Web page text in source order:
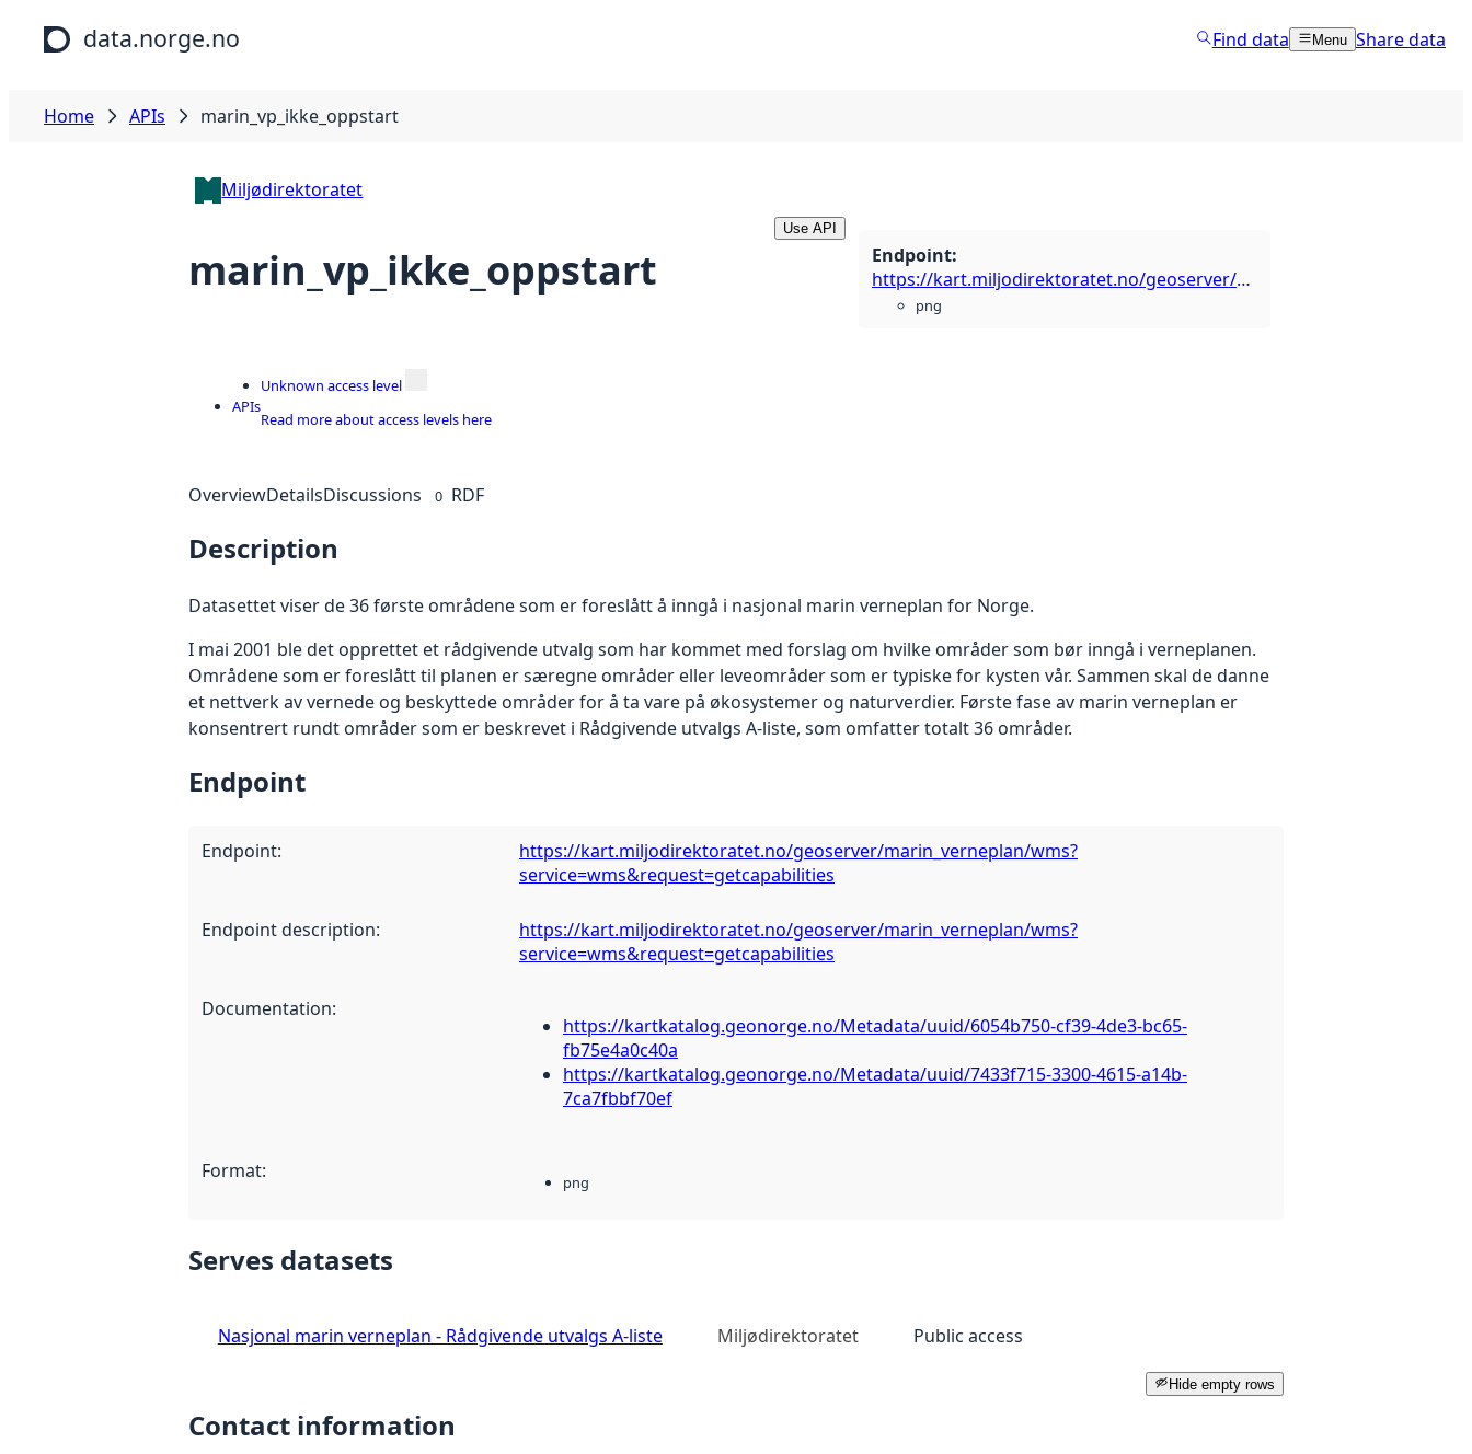
Skip to main content
data.norge.no Find data Menu Share data
Home APIs marin_vp_ikke_oppstart
Miljødirektoratet
marin_vp_ikke_oppstart
Use API
Endpoint:
https://kart.miljodirektoratet.no/geoserver/marin_verneplan/wms?service=wms&request=getcapabilities
png
APIs
Unknown access level
Read more about access levels here
OverviewDetailsDiscussions 0 RDF
Description
Datasettet viser de 36 første områdene som er foreslått å inngå i nasjonal marin verneplan for Norge.
I mai 2001 ble det opprettet et rådgivende utvalg som har kommet med forslag om hvilke områder som bør inngå i verneplanen.
Områdene som er foreslått til planen er særegne områder eller leveområder som er typiske for kysten vår. Sammen skal de danne
et nettverk av vernede og beskyttede områder for å ta vare på økosystemer og naturverdier. Første fase av marin verneplan er
konsentrert rundt områder som er beskrevet i Rådgivende utvalgs A-liste, som omfatter totalt 36 områder.
Endpoint
Endpoint:
https://kart.miljodirektoratet.no/geoserver/marin_verneplan/wms?
service=wms&request=getcapabilities
Endpoint description:
https://kart.miljodirektoratet.no/geoserver/marin_verneplan/wms?
service=wms&request=getcapabilities
Documentation:
https://kartkatalog.geonorge.no/Metadata/uuid/6054b750-cf39-4de3-bc65-
fb75e4a0c40a
https://kartkatalog.geonorge.no/Metadata/uuid/7433f715-3300-4615-a14b-
7ca7fbbf70ef
Format: png
Serves datasets
Nasjonal marin verneplan - Rådgivende utvalgs A-liste Miljødirektoratet Public access
Hide empty rows
Contact information